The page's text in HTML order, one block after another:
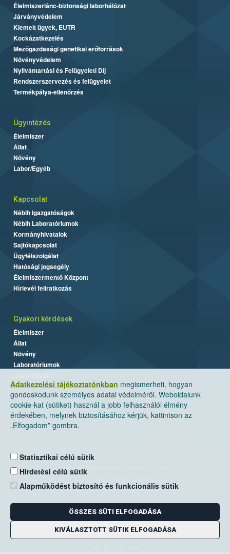
Adatkezelési tájékoztatónkban megismerheti, hogyan
gondoskodunk személyes adatai védelméről. Weboldalunk
cookie-kat (sütiket) használ a jobb felhasználói élmény
érdekében, melynek biztosításához kérjük, kattintson az
„Elfogadom” gombra.
Statisztikai célú sütik
Hirdetési célú sütik
Alapműködést biztosító és funkcionális sütik
ÖSSZES SÜTI ELFOGADÁSA
KIVÁLASZTOTT SÜTIK ELFOGADÁSA
Élelmiszerlánc-biztonsági laborhálózat
Járványvédelem
Kiemelt ügyek, EUTR
Kockázatkezelés
Mezőgazdasági genetikai erőforrások
Növényvédelem
Nyilvántartási és Felügyeleti Díj
Rendszerszervezés és felügyelet
Termékpálya-ellenőrzés
Ügyintézés
Élelmiszer
Állat
Növény
Labor/Egyéb
Kapcsolat
Nébih Igazgatóságok
Nébih Laboratóriumok
Kormányhivatalok
Sajtókapcsolat
Ügyfélszolgálat
Hatósági jogsegély
Élelmiszermentő Központ
Hírlevél feliratkozás
Gyakori kérdések
Élelmiszer
Állat
Növény
Laboratóriumok
Nemzeti Élelmiszerlánc-biztonsági Hivatal
Levelezési cím: 1525 Budapest. Pf. 30.
E-mail:ugyfelszolgalat@nebih.gov.hu
Zöld szám: 06-80/263-244
Telefon: 06-1/ 336-9000